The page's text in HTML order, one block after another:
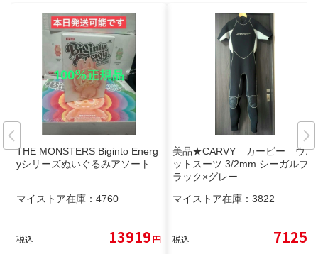
THE MONSTERS Biginto Energ
yシリーズぬいぐるみアソート
マイストア在庫： 4760
税込 13919円
美品★CARVY カービー ウエ
ットスーツ 3/2mm シーガルブ
ラック×グレー
マイストア在庫： 3822
税込 7125